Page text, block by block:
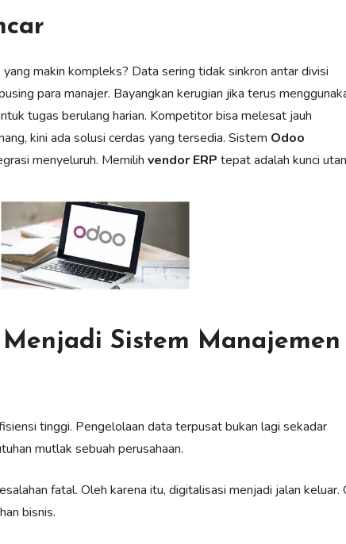
makin kompleks? Data sering tidak sinkron antar divisi
para manajer. Bayangkan kerugian jika terus
tugas berulang harian. Kompetitor bisa melesat jauh
kini ada solusi cerdas yang tersedia. Sistem Odoo
menyeluruh. Memilih vendor ERP tepat adalah kunci
Sistem Manajemen
tinggi. Pengelolaan data terpusat bukan lagi sekadar
mutlak sebuah perusahaan.
fatal. Oleh karena itu, digitalisasi menjadi jalan keluar.
bisnis.